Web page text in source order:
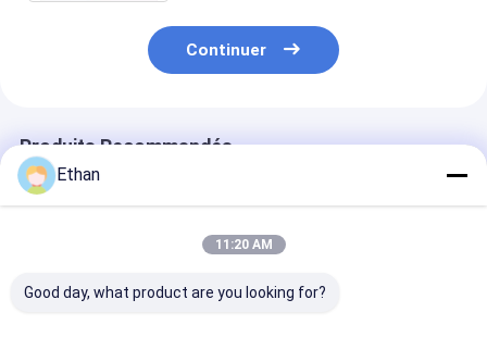
Continuer
Produits Recommandés
Ethan
11:20 AM
Good day, what product are you looking for?